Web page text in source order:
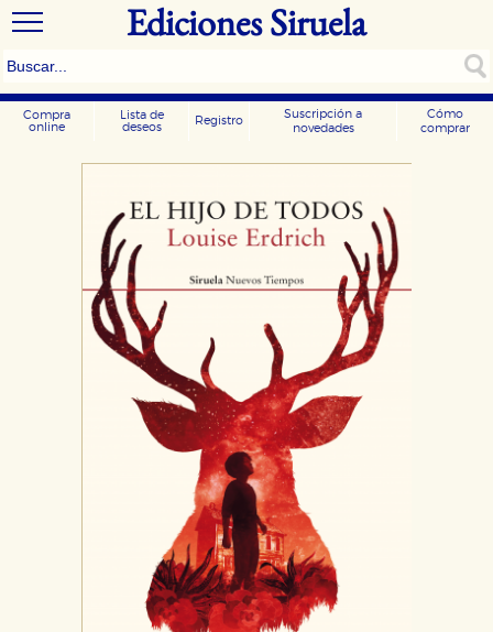
Ediciones Siruela
Compra
online
Lista de
deseos
Registro
Suscripción a
novedades
Cómo
comprar